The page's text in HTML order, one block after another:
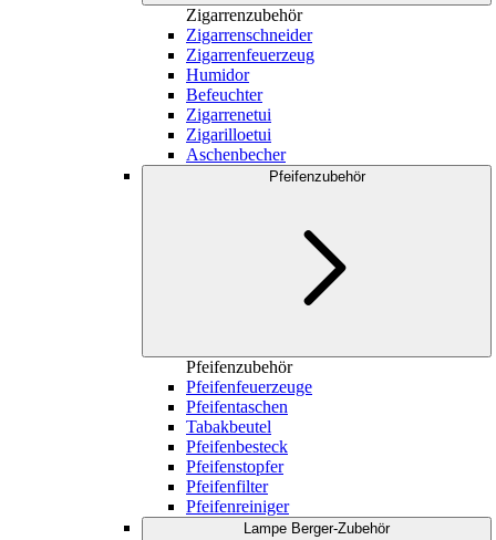
Zigarrenzubehör
Zigarrenschneider
Zigarrenfeuerzeug
Humidor
Befeuchter
Zigarrenetui
Zigarilloetui
Aschenbecher
Pfeifenzubehör
Pfeifenzubehör
Pfeifenfeuerzeuge
Pfeifentaschen
Tabakbeutel
Pfeifenbesteck
Pfeifenstopfer
Pfeifenfilter
Pfeifenreiniger
Lampe Berger-Zubehör